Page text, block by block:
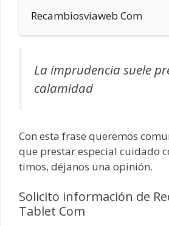
Recambiosviaweb Com
La imprudencia suele
calamidad
Con esta frase queremos
que prestar especial cuidado
timos, déjanos una opinión.
Solicito información de
Tablet Com